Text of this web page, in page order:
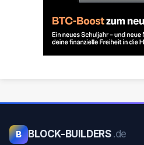
B BLOCK-BUILDERS .de